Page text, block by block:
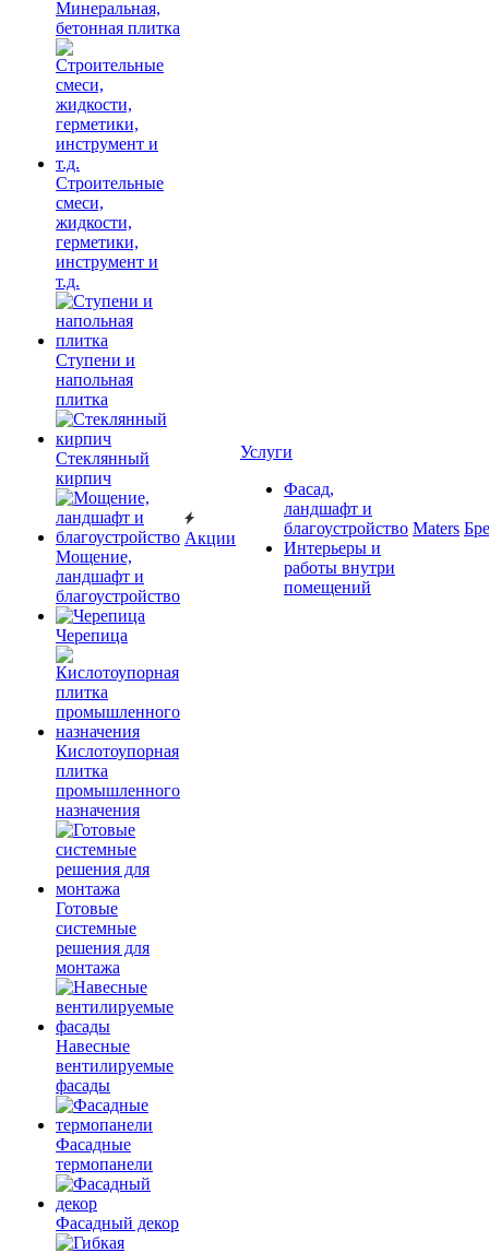
Минеральная,
бетонная плитка
Строительные
смеси,
жидкости,
герметики,
инструмент и
т.д.
Ступени и
напольная
плитка
Cтеклянный
кирпич
Мощение,
ландшафт и
благоустройство
Черепица
Кислотоупорная
плитка
промышленного
назначения
Готовые
системные
решения для
монтажа
Навесные
вентилируемые
фасады
Фасадные
термопанели
Фасадный декор
Акции
Услуги
Фасад,
ландшафт и
благоустройство
Интерьеры и
работы внутри
помещений
Maters